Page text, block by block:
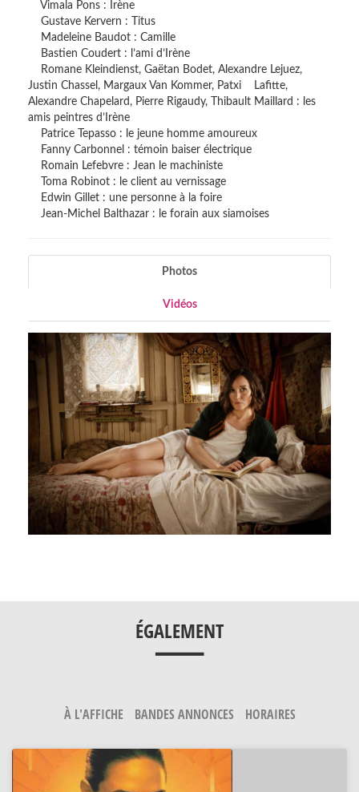
Vimala Pons : Irène
Gustave Kervern : Titus
Madeleine Baudot : Camille
Bastien Coudert : l’ami d’Irène
Romane Kleindienst, Gaëtan Bodet, Alexandre Lejuez,
Justin Chassel, Margaux Van Kommer, Patxi Lafitte,
Alexandre Chapelard, Pierre Rigaudy, Thibault Maillard : les
amis peintres d’Irène
Patrice Tepasso : le jeune homme amoureux
Fanny Carbonnel : témoin baiser électrique
Romain Lefebvre : Jean le machiniste
Toma Robinot : le client au vernissage
Edwin Gillet : une personne à la foire
Jean-Michel Balthazar : le forain aux siamoises
Photos
Vidéos
ÉGALEMENT
___
À L'AFFICHE BANDES ANNONCES HORAIRES